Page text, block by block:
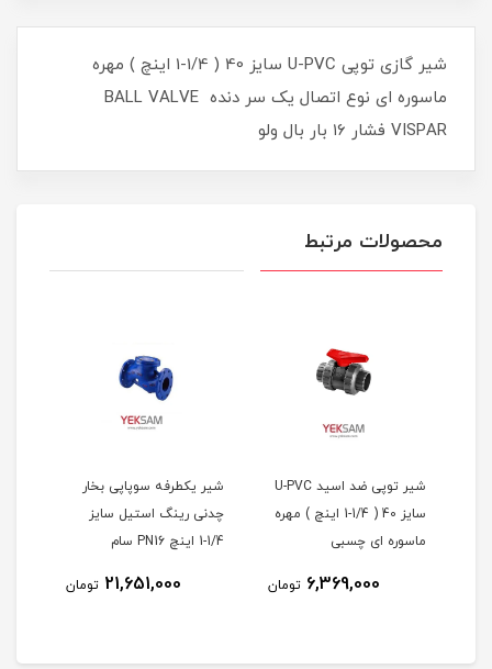
شیر گازی توپی U-PVC سایز 40 ( 1/4-1 اینچ ) مهره
ماسوره ای نوع اتصال یک سر دنده BALL VALVE
VISPAR فشار ۱۶ بار بال ولو
محصولات مرتبط
شیر توپی ضد اسید U-PVC
سایز 40 ( 1/4-1 اینچ ) مهره
ماسوره ای چسبی
6,369,000 تومان
شیر یکطرفه سوپاپی بخار
چدنی رینگ استیل سایز
1/4-1 اینچ PN16 سام
21,651,000 تومان